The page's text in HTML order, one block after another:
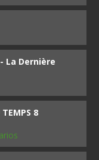
- La Dernière
8